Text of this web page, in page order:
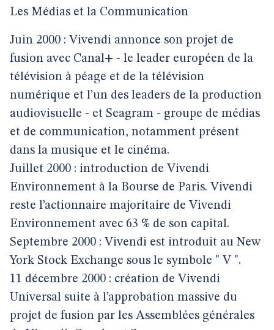
Les Médias et la Communication
Juin 2000 : Vivendi annonce son projet de
fusion avec Canal+ - le leader européen de la
télévision à péage et de la télévision
numérique et l’un des leaders de la production
audiovisuelle - et Seagram - groupe de médias
et de communication, notamment présent
dans la musique et le cinéma.
Juillet 2000 : introduction de Vivendi
Environnement à la Bourse de Paris. Vivendi
reste l’actionnaire majoritaire de Vivendi
Environnement avec 63 % de son capital.
Septembre 2000 : Vivendi est introduit au New
York Stock Exchange sous le symbole " V ".
11 décembre 2000 : création de Vivendi
Universal suite à l’approbation massive du
projet de fusion par les Assemblées générales